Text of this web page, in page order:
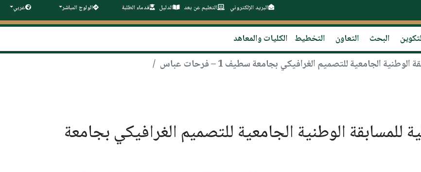
البريد الإلكتروني التعليم عن بعد الدليل قدماء الطلبة الولوج المباشر عربي
البحث التعاون التخطيط الكليات والمعاهد
الجامعية للتصميم الغرافيكي بجامعة سطيف 1 – فرحات عباس
للمسابقة الوطنية الجامعية للتصميم الغرافيكي بجامعة